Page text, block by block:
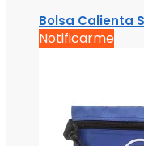
Bolsa Calienta
Notificarme